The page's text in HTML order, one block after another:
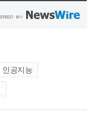
인공지능